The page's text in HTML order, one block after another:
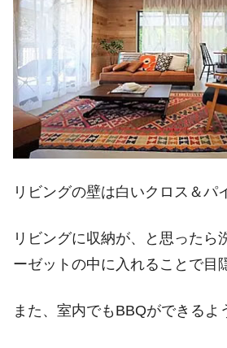
リビングの壁は白いクロス＆パ
リビングに収納が、と思ったら
ーゼットの中に入れることで目
また、室内でもBBQができるよ